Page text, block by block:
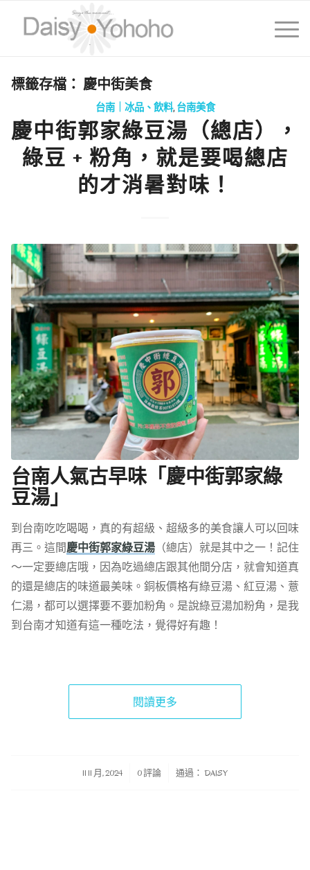
標籤存檔： 慶中街美食
台南｜冰品、飲料,台南美食
慶中街郭家綠豆湯（總店），
綠豆 + 粉角，就是要喝總店
的才消暑對味！
台南人氣古早味「慶中街郭家綠
豆湯」
到台南吃吃喝喝，真的有超級、超級多的美食讓人可以回味
再三。這間慶中街郭家綠豆湯（總店）就是其中之一！記住
～一定要總店哦，因為吃過總店跟其他間分店，就會知道真
的還是總店的味道最美味。銅板價格有綠豆湯、紅豆湯、薏
仁湯，都可以選擇要不要加粉角。是說綠豆湯加粉角，是我
到台南才知道有這一種吃法，覺得好有趣！
閱讀更多
11 11 月, 2024
/ 0 評論 通過： DAISY